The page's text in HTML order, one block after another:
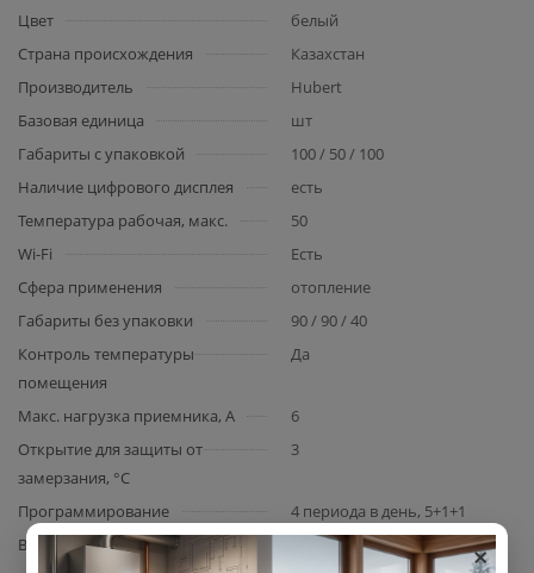
Цвет
белый
Страна происхождения
Казахстан
Производитель
Hubert
Базовая единица
шт
Габариты с упаковкой
100 / 50 / 100
Наличие цифрового дисплея
есть
Температура рабочая, макс.
50
Wi-Fi
Есть
Сфера применения
отопление
Габариты без упаковки
90 / 90 / 40
Контроль температуры
помещения
Да
Макс. нагрузка приемника, А
6
Открытие для защиты от
замерзания, °С
3
Программирование
4 периода в день, 5+1+1
Вид комплектующего
термостат
×